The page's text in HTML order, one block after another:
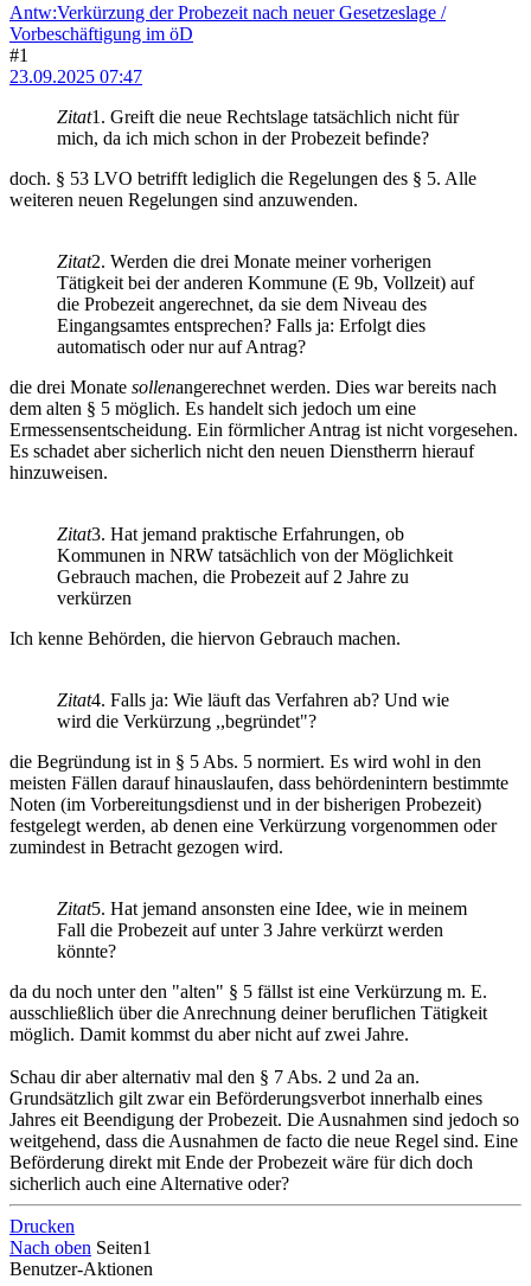
Antw:Verkürzung der Probezeit nach neuer Gesetzeslage /
Vorbeschäftigung im öD
#1
23.09.2025 07:47
Zitat1. Greift die neue Rechtslage tatsächlich nicht für
mich, da ich mich schon in der Probezeit befinde?
doch. § 53 LVO betrifft lediglich die Regelungen des § 5. Alle
weiteren neuen Regelungen sind anzuwenden.
Zitat2. Werden die drei Monate meiner vorherigen
Tätigkeit bei der anderen Kommune (E 9b, Vollzeit) auf
die Probezeit angerechnet, da sie dem Niveau des
Eingangsamtes entsprechen? Falls ja: Erfolgt dies
automatisch oder nur auf Antrag?
die drei Monate sollenangerechnet werden. Dies war bereits nach
dem alten § 5 möglich. Es handelt sich jedoch um eine
Ermessensentscheidung. Ein förmlicher Antrag ist nicht vorgesehen.
Es schadet aber sicherlich nicht den neuen Dienstherrn hierauf
hinzuweisen.
Zitat3. Hat jemand praktische Erfahrungen, ob
Kommunen in NRW tatsächlich von der Möglichkeit
Gebrauch machen, die Probezeit auf 2 Jahre zu
verkürzen
Ich kenne Behörden, die hiervon Gebrauch machen.
Zitat4. Falls ja: Wie läuft das Verfahren ab? Und wie
wird die Verkürzung ,,begründet"?
die Begründung ist in § 5 Abs. 5 normiert. Es wird wohl in den
meisten Fällen darauf hinauslaufen, dass behördenintern bestimmte
Noten (im Vorbereitungsdienst und in der bisherigen Probezeit)
festgelegt werden, ab denen eine Verkürzung vorgenommen oder
zumindest in Betracht gezogen wird.
Zitat5. Hat jemand ansonsten eine Idee, wie in meinem
Fall die Probezeit auf unter 3 Jahre verkürzt werden
könnte?
da du noch unter den "alten" § 5 fällst ist eine Verkürzung m. E.
ausschließlich über die Anrechnung deiner beruflichen Tätigkeit
möglich. Damit kommst du aber nicht auf zwei Jahre.
Schau dir aber alternativ mal den § 7 Abs. 2 und 2a an.
Grundsätzlich gilt zwar ein Beförderungsverbot innerhalb eines
Jahres eit Beendigung der Probezeit. Die Ausnahmen sind jedoch so
weitgehend, dass die Ausnahmen de facto die neue Regel sind. Eine
Beförderung direkt mit Ende der Probezeit wäre für dich doch
sicherlich auch eine Alternative oder?
Drucken
Nach oben Seiten1
Benutzer-Aktionen